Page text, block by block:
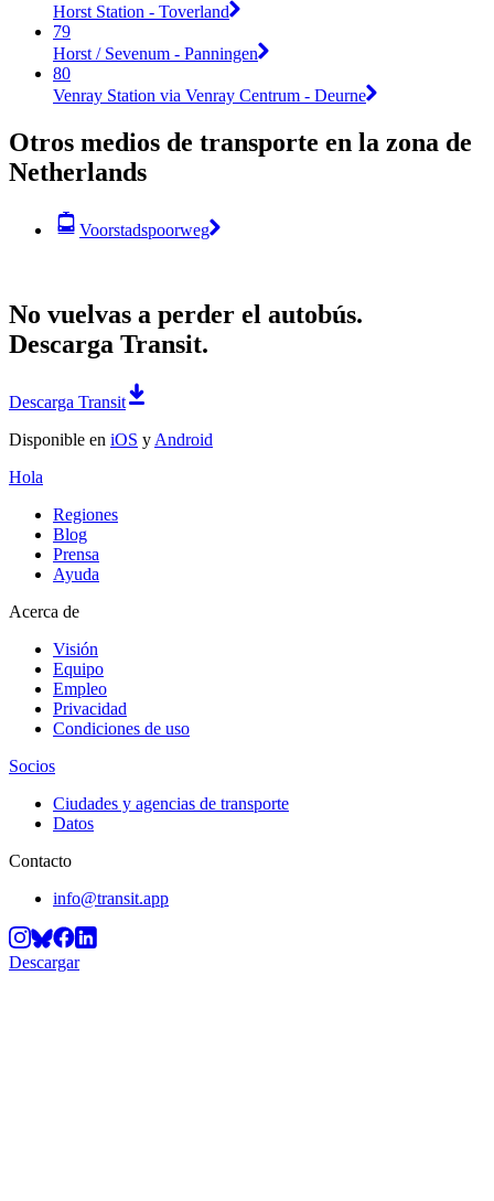
Horst Station - Toverland
79
Horst / Sevenum - Panningen
80
Venray Station via Venray Centrum - Deurne
Otros medios de transporte en la zona de
Netherlands
Voorstadspoorweg
No vuelvas a perder el autobús.
Descarga Transit.
Descarga Transit
Disponible en iOS y Android
Hola
Regiones
Blog
Prensa
Ayuda
Acerca de
Visión
Equipo
Empleo
Privacidad
Condiciones de uso
Socios
Ciudades y agencias de transporte
Datos
Contacto
info@transit.app
Descargar